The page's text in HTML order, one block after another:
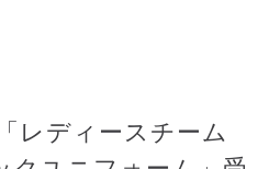
レディースチーム